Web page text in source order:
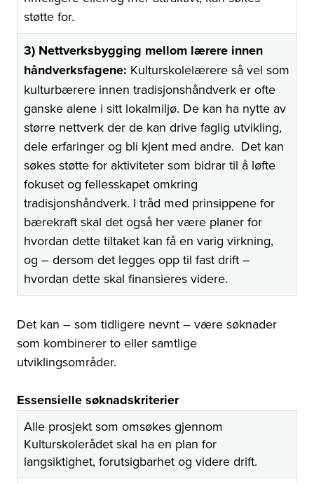
støtte for.
3) Nettverksbygging mellom lærere innen
håndverksfagene: Kulturskolelærere så vel som
kulturbærere innen tradisjonshåndverk er ofte
ganske alene i sitt lokalmiljø. De kan ha nytte av
større nettverk der de kan drive faglig utvikling,
dele erfaringer og bli kjent med andre. Det kan
søkes støtte for aktiviteter som bidrar til å løfte
fokuset og fellesskapet omkring
tradisjonshåndverk. I tråd med prinsippene for
bærekraft skal det også her være planer for
hvordan dette tiltaket kan få en varig virkning,
og – dersom det legges opp til fast drift –
hvordan dette skal finansieres videre.
Det kan – som tidligere nevnt – være søknader
som kombinerer to eller samtlige
utviklingsområder.
Essensielle søknadskriterier
Alle prosjekt som omsøkes gjennom
Kulturskolerådet skal ha en plan for
langsiktighet, forutsigbarhet og videre drift.